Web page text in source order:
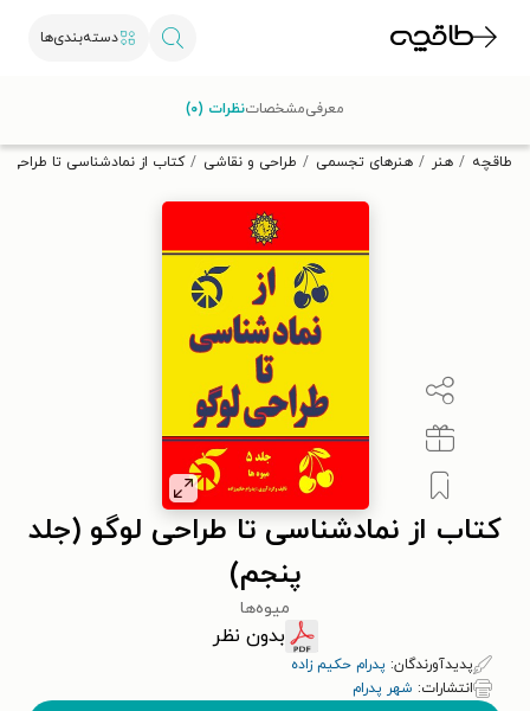
دسته‌بندی‌ها
تخفیف از طاقچه دریافت کن.
طاقچه هنر هنرهای تجسمی طراحی و نقاشی کتاب از نمادشناسی تا طراحی
کتاب از نمادشناسی تا طراحی لوگو (جلد
پنجم)
میوه‌ها
بدون نظر
پدیدآورندگان: پدرام حکیم زاده
انتشارات: شهر پدرام
معرفیمشخصاتنظرات (۰)